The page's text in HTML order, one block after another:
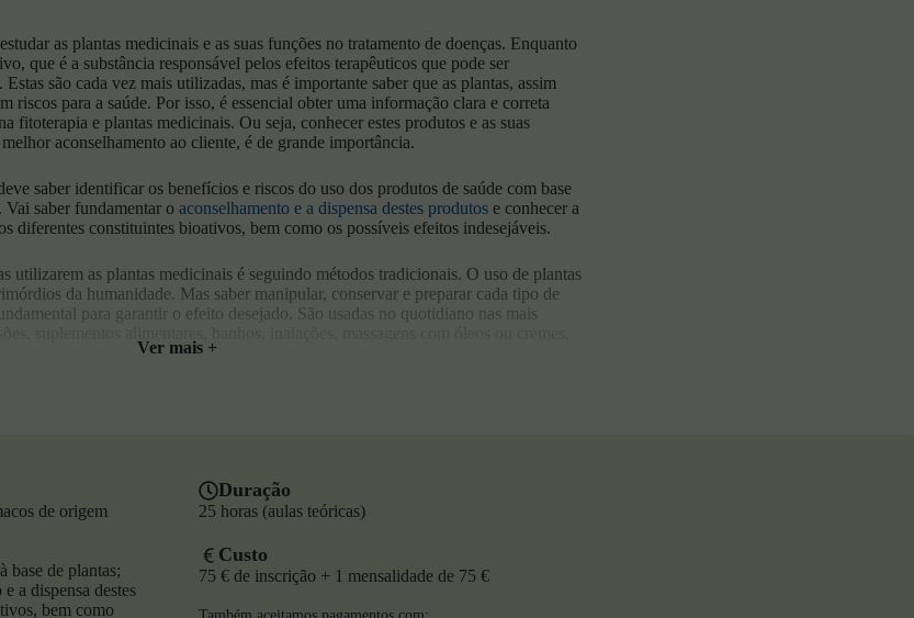
as plantas medicinais e as suas funções no tratamento de doenças. Enquanto
que é a substância responsável pelos efeitos terapêuticos que pode ser
são cada vez mais utilizadas, mas é importante saber que as plantas, assim
riscos para a saúde. Por isso, é essencial obter uma informação clara e correta
fitoterapia e plantas medicinais. Ou seja, conhecer estes produtos e as suas
aconselhamento ao cliente, é de grande importância.
saber identificar os benefícios e riscos do uso dos produtos de saúde com base
saber fundamentar o aconselhamento e a dispensa destes produtos e conhecer a
diferentes constituintes bioativos, bem como os possíveis efeitos indesejáveis.
utilizarem as plantas medicinais é seguindo métodos tradicionais. O uso de plantas
da humanidade. Mas saber manipular, conservar e preparar cada tipo de
para garantir o efeito desejado. São usadas no quotidiano nas mais
e dos seus derivados exige uma abordagem cuidada e detalhada, para que se
segurança. Estes produtos estão acessíveis a todos, nos supermercados, na internet,
mais importante ainda identificar corretamente e saber utilizar com segurança, com
Ver mais +
de origem
base de plantas;
a dispensa destes
bem como
Duração
25 horas (aulas teóricas)
Custo
75 € de inscrição + 1 mensalidade de 75 €